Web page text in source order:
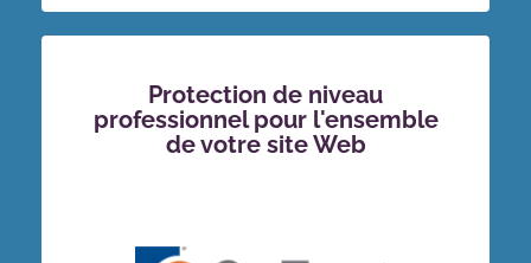
Protection de niveau
professionnel pour l'ensemble
de votre site Web